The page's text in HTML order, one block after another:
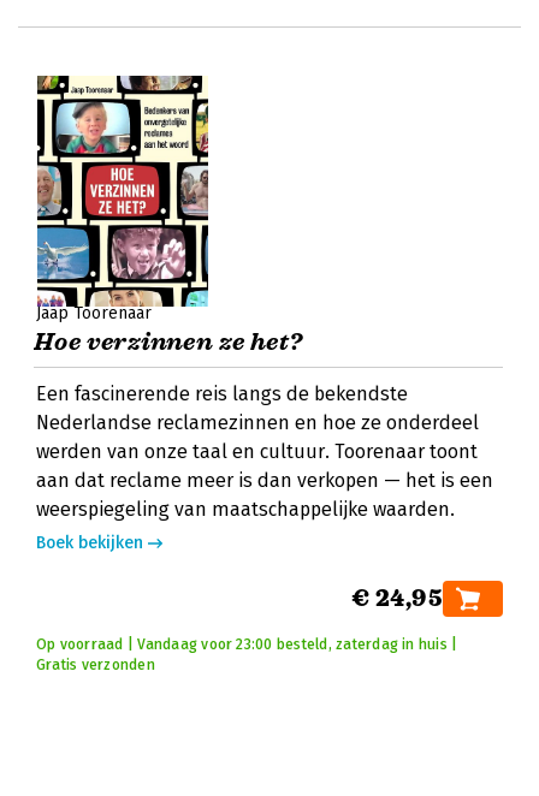
Jaap Toorenaar
Hoe verzinnen ze het?
Een fascinerende reis langs de bekendste
Nederlandse reclamezinnen en hoe ze onderdeel
werden van onze taal en cultuur. Toorenaar toont
aan dat reclame meer is dan verkopen — het is een
weerspiegeling van maatschappelijke waarden.
Boek bekijken
€ 24,95
Op voorraad | Vandaag voor 23:00 besteld, zaterdag in huis |
Gratis verzonden